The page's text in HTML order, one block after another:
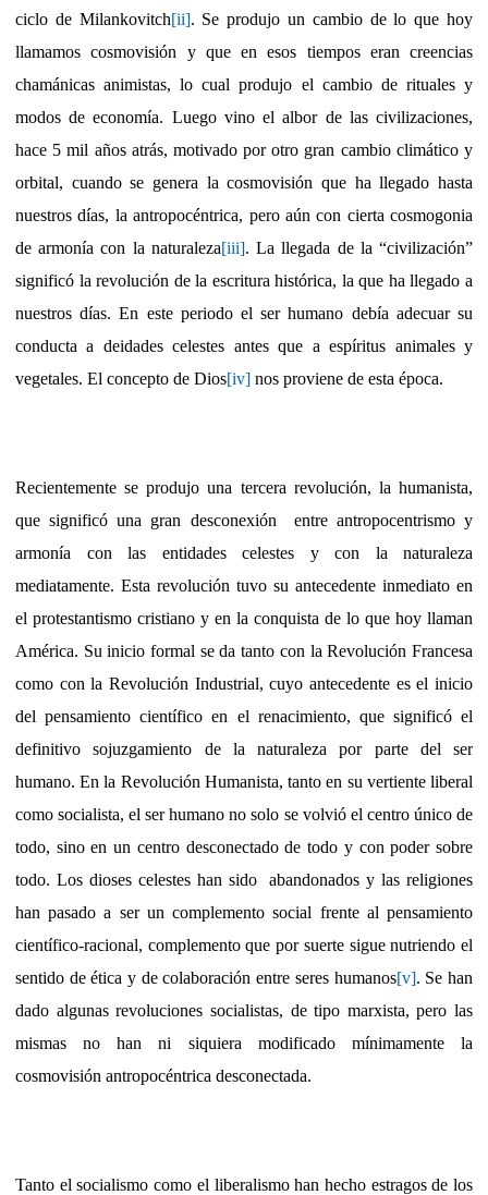
ciclo de Milankovitch[ii]. Se produjo un cambio de lo que hoy
llamamos cosmovisión y que en esos tiempos eran creencias
chamánicas animistas, lo cual produjo el cambio de rituales y
modos de economía. Luego vino el albor de las civilizaciones,
hace 5 mil años atrás, motivado por otro gran cambio climático y
orbital, cuando se genera la cosmovisión que ha llegado hasta
nuestros días, la antropocéntrica, pero aún con cierta cosmogonia
de armonía con la naturaleza[iii]. La llegada de la “civilización”
significó la revolución de la escritura histórica, la que ha llegado a
nuestros días. En este periodo el ser humano debía adecuar su
conducta a deidades celestes antes que a espíritus animales y
vegetales. El concepto de Dios[iv] nos proviene de esta época.
Recientemente se produjo una tercera revolución, la humanista,
que significó una gran desconexión
entre antropocentrismo y
armonía con las entidades celestes y con la naturaleza
mediatamente. Esta revolución tuvo su antecedente inmediato en
el protestantismo cristiano y en la conquista de lo que hoy llaman
América. Su inicio formal se da tanto con la Revolución Francesa
como con la Revolución Industrial, cuyo antecedente es el inicio
del pensamiento científico en el renacimiento, que significó el
definitivo sojuzgamiento de la naturaleza por parte del ser
humano. En la Revolución Humanista, tanto en su vertiente liberal
como socialista, el ser humano no solo se volvió el centro único de
todo, sino en un centro desconectado de todo y con poder sobre
todo. Los dioses celestes han sido
abandonados y las religiones
han pasado a ser un complemento social frente al pensamiento
científico-racional, complemento que por suerte sigue nutriendo el
sentido de ética y de colaboración entre seres humanos[v]. Se han
dado algunas revoluciones socialistas, de tipo marxista, pero las
mismas no han ni siquiera modificado mínimamente la
cosmovisión antropocéntrica desconectada.
Tanto el socialismo como el liberalismo han hecho estragos de los